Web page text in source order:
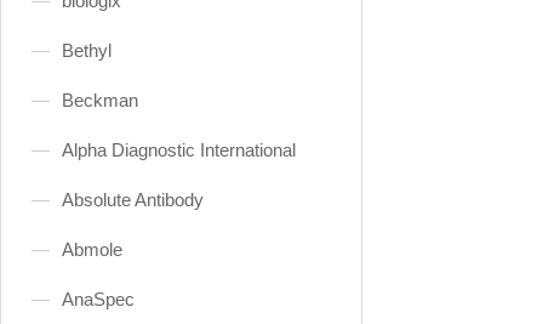
Bethyl
Beckman
Alpha Diagnostic International
Absolute Antibody
Abmole
AnaSpec